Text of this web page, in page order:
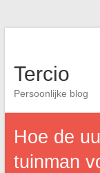
Tercio
Persoonlijke blog
Hoe de
tuinman